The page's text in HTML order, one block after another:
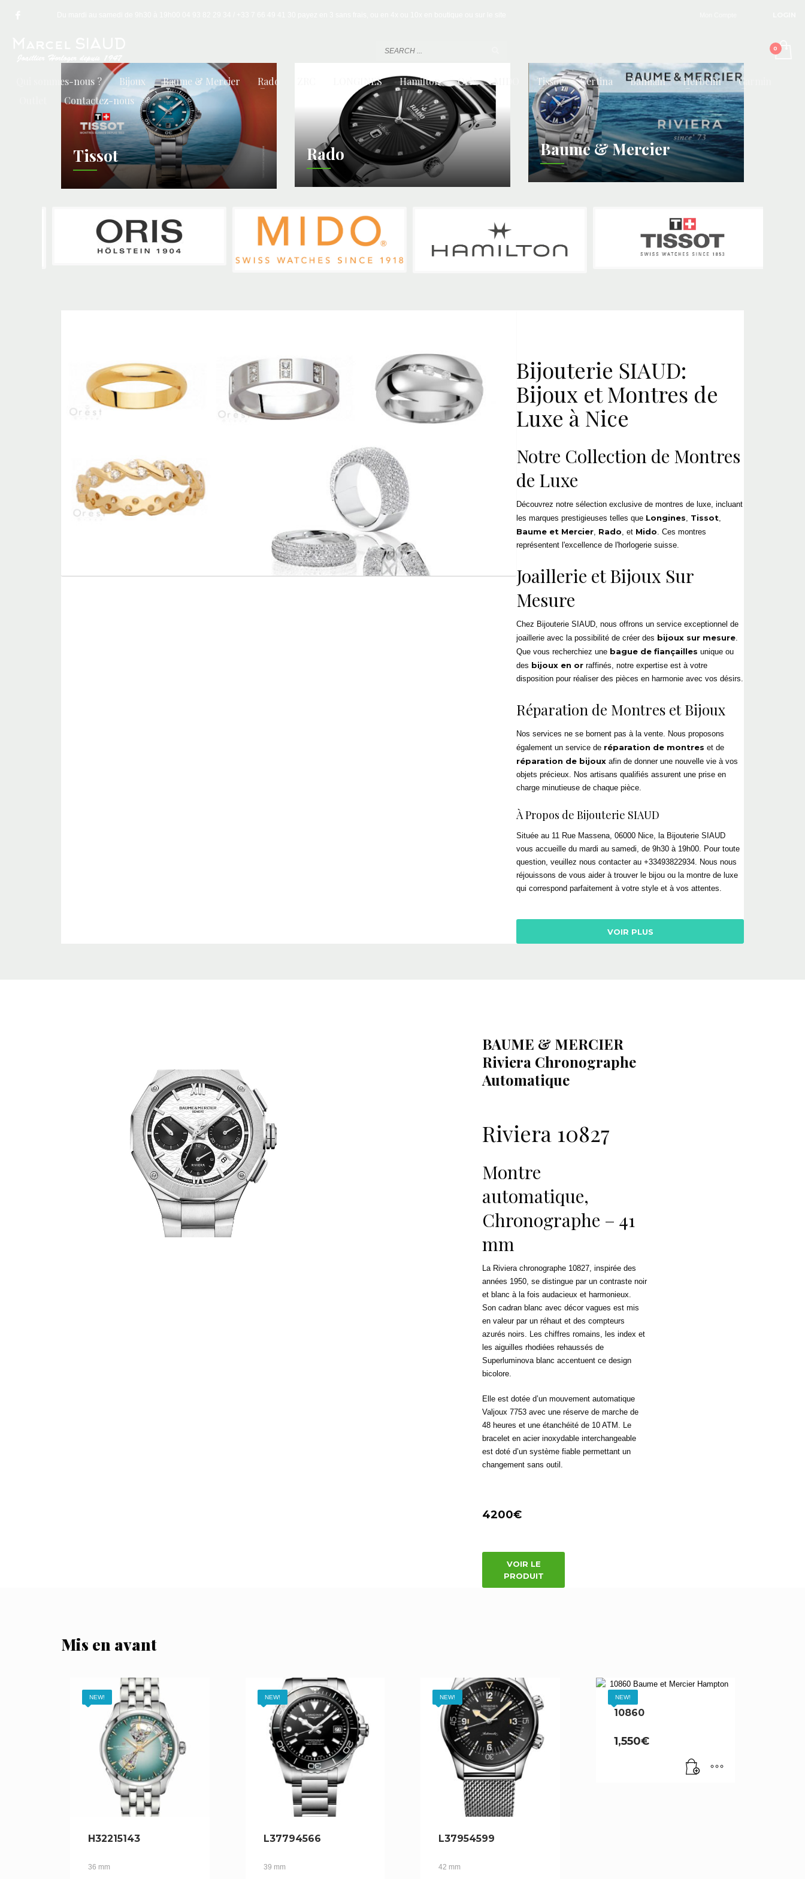
Qui sommes-nous ? Bijoux Baume & Mercier Rado LONGINES Hamilton Oris MIDO Tissot Certina Balmain Herbelin
Garmin
Contactez-nous
Tissot Rado Baume & Mercier
Bijouterie SIAUD:
Bijoux etMontres de
Luxe à Nice
Notre Collection de Montres
de Luxe
Découvrez notre sélection exclusive de montres de luxe , incluant
les marques prestigieuses telles que Longines Tissot
Baume et Mercier Rado , et Mido . Ces montres
représentent l'excellence de l'horlogerie suisse
Joaillerie etBijoux Sur
Mesure
Chez Bijouterie SIAUD, nous offrons un service exceptionnel de
joaillerie avec la possibilité de créer des bijoux sur mesure
Que vous recherchiez une bague de fiançailles unique ou
des bijoux en or raffinés, notre expertise est à votre
disposition pour réaliser des pièces en harmonie avec vos désirs.
Réparation de Montres et Bijoux
Nos services ne se bornent pas à la vente. Nous proposons
également un service de réparation de montres et de
réparation de bijoux afin de donner une nouvelle vie à vos
objets précieux. Nos artisans qualifiés assurent une prise en
charge minutieuse de chaque pièce.
À Propos de Bijouterie SIAUD
Située au 11 Rue Massena, 06000 Nice, la Bijouterie SIAUD
vous accueille du mardi au samedi, de 9h30 à 19h00. Pour toute
question, veuillez nous contacter au +33493822934. Nous nous
réjouissons de vous aider à trouver le bijou ou la montre de luxe
qui correspond parfaitement à votre style et à vos attentes.
VOIR PLUS
BAUME & MERCIER
Riviera Chronographe
Automatique
Riviera 10827
Montre
automatique,
Chronographe – 41
mm
La Riviera chronographe 10827, inspirée des
années 1950, se distingue par un contraste noir
et blanc à la fois audacieux et harmonieux.
Son cadran blanc avec décor vagues est mis
en valeur par un réhaut et des compteurs
azurés noirs. Les chiffres romains, les index et
les aiguilles rhodiées rehaussés de
Superluminova blanc accentuent ce design
bicolore.
Elle est dotée d’un mouvement automatique
Valjoux 7753 avec une réserve de marche de
48 heures et une étanchéité de 10 ATM. Le
bracelet en acier inoxydable interchangeable
est doté d’un système fiable permettant un
changement sans outil.
4200€
VOIR LE
PRODUIT
Mis en avant
NEW!
H32215143
36 mm
NEW!
L37794566
39 mm
NEW!
L37954599
42 mm
NEW!
10860
1,550€